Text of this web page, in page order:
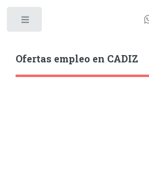
Ofertas empleo en CADIZ